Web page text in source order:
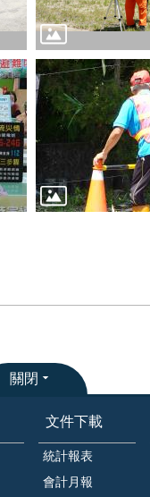
關閉
文件下載
統計報表
會計月報